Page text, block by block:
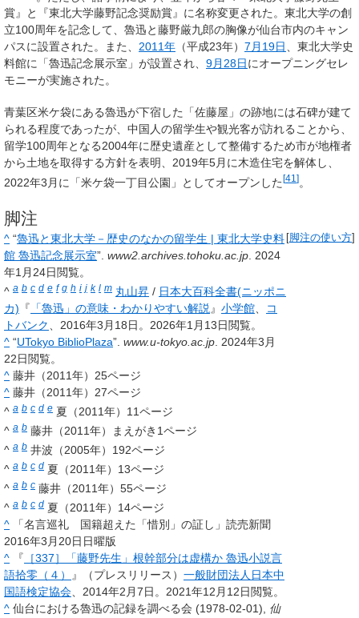
賞』と『東北大学藤野記念奨励賞』に名称変更された。東北大学の創
立100周年を記念して、魯迅と藤野厳九郎の胸像が仙台市内のキャン
パスに設置された。また、 2011年 （平成23年） 7月19日、東北大学史
料館に「魯迅記念展示室」が設置され、 9月28日にオープニングセレ
モニーが実施された。
青葉区米ケ袋にある魯迅が下宿した「佐藤屋」の跡地には石碑が建て
られる程度であったが、中国人の留学生や観光客が訪れることから、
留学100周年となる2004年に歴史遺産として整備するため市が地権者
から土地を取得する方針を表明、2019年5月に木造住宅を解体し、
2022年3月に「米ケ袋一丁目公園」としてオープンした [41 ] 。
脚注
脚注の使い方
^ “魯迅と東北大学－歴史のなかの留学生 | 東北大学史料
館 魯迅記念展示室”. www2.archives.tohoku.ac.jp. 2024
年1月24日閲覧。
^ a b c d e f g h i j k l m 丸山昇 / 日本大百科全書(ニッポニ
カ) 『 「魯迅」の意味・わかりやすい解説』 小学館、
コ
トバンク、2016年3月18日。 2026年1月13日閲覧。
^ “UTokyo BiblioPlaza”. www.u-tokyo.ac.jp. 2024年3月
22日閲覧。
^ 藤井（2011年）25ページ
^ 藤井（2011年）27ページ
^ a b c d e 夏（2011年）11ページ
^ a b 藤井（2011年）まえがき1ページ
^ a b 井波（2005年）192ページ
^ a b c d 夏（2011年）13ページ
^ a b c 藤井（2011年）55ページ
^ a b c d 夏（2011年）14ページ
^
「名言巡礼 国籍超えた「惜別」の証し」読売新聞
2016年3月20日日曜版
^
『 ［337］「藤野先生」根幹部分は虚構か 魯迅小説言
語拾零（４）
』（プレスリリース） 一般財団法人日本中
国語検定協会、2014年2月7日。 2021年12月12日閲覧。
^ 仙台における魯迅の記録を調べる会 (1978-02-01), 仙